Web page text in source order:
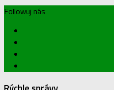
Followuj nás